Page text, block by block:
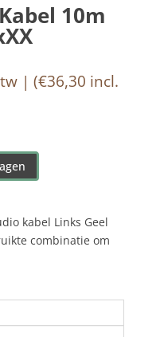
10m
| (€36,30 incl.
kabel Links Geel
combinatie om